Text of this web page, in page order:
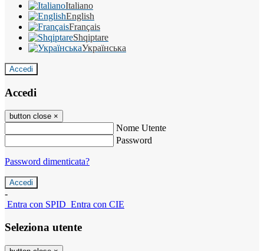
Italiano
English
Français
Shqiptare
Українська
Accedi
Accedi
button close ×
Nome Utente
Password
Password dimenticata?
-
Entra con SPID Entra con CIE
Seleziona utente